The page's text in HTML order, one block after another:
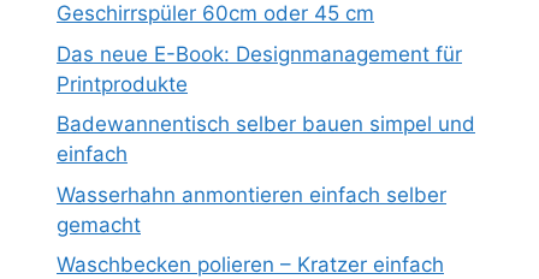
Geschirrspüler 60cm oder 45 cm
Das neue E-Book: Designmanagement für
Printprodukte
Badewannentisch selber bauen simpel und
einfach
Wasserhahn anmontieren einfach selber
gemacht
Waschbecken polieren – Kratzer einfach